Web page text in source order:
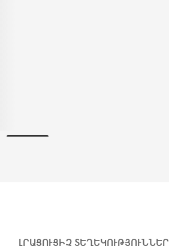
ԼՐԱՑՈՒՑԻՉ ՏԵՂԵԿՈՒԹՅՈՒՆՆԵՐ